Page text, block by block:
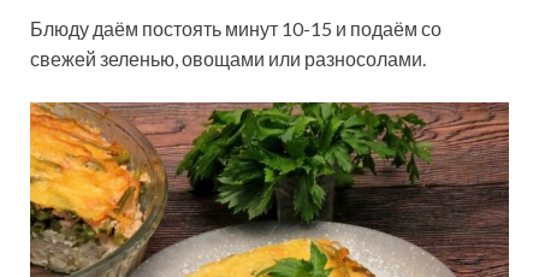
Блюду даём постоять минут 10-15 и подаём со
свежей зеленью, овощами или разносолами.